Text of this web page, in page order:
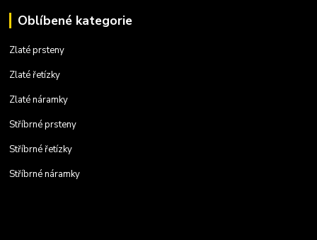
Oblíbené kategorie
Zlaté prsteny
Zlaté řetízky
Zlaté náramky
Stříbrné prsteny
Stříbrné řetízky
Stříbrné náramky